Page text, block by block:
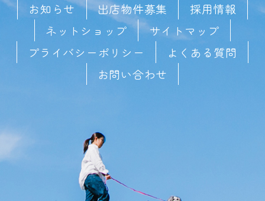
お知らせ 出店物件募集
採用情報
ネットショップ
サイトマップ
プライバシーポリシー
よくある質問
お問い合わせ